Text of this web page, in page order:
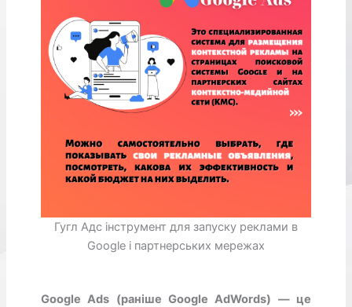
Гугл Адс інструмент для запуску реклами в
Google і партнерських мережах
Google Ads (раніше Google AdWords) — це